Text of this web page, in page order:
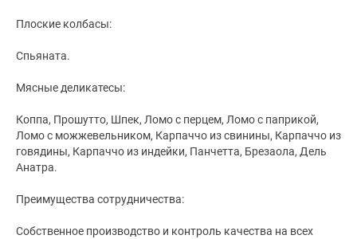
Плоские колбасы:
Спьяната.
Мясные деликатесы:
Коппа, Прошутто, Шпек, Ломо с перцем, Ломо с паприкой,
Ломо с можжевельником, Карпаччо из свинины, Карпаччо из
говядины, Карпаччо из индейки, Панчетта, Брезаола, Дель
Анатра.
Преимущества сотрудничества:
Собственное производство и контроль качества на всех